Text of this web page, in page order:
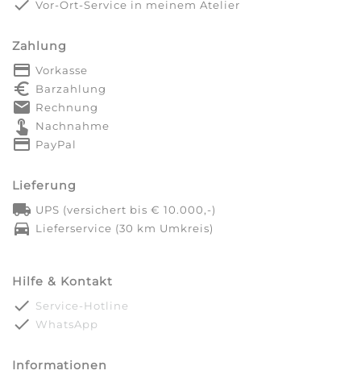
done Vor-Ort-Service in meinem Atelier
Zahlung
payment Vorkasse
euro_symbol Barzahlung
markunread Rechnung
touch_app Nachnahme
credit_card PayPal
Lieferung
local_shipping UPS (versichert bis € 10.000,-)
directions_car Lieferservice (30 km Umkreis)
Hilfe & Kontakt
done Service-Hotline
done WhatsApp
Informationen